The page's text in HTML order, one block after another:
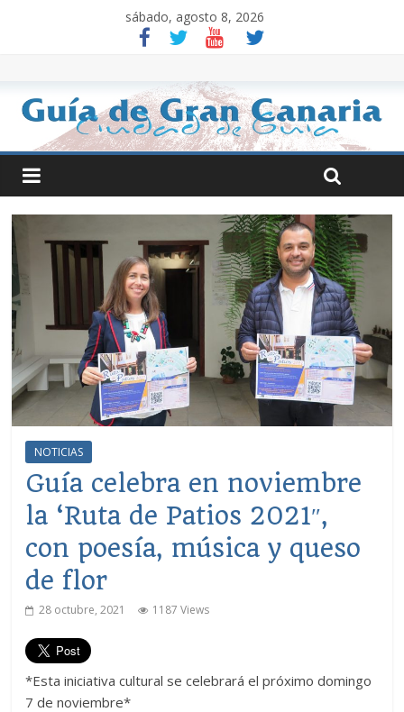
sábado, agosto 8, 2026
NOTICIAS
Guía celebra en noviembre
la ‘Ruta de Patios 2021″,
con poesía, música y queso
de flor
28 octubre, 2021 1187 Views
*Esta iniciativa cultural se celebrará el próximo domingo
7 de noviembre*